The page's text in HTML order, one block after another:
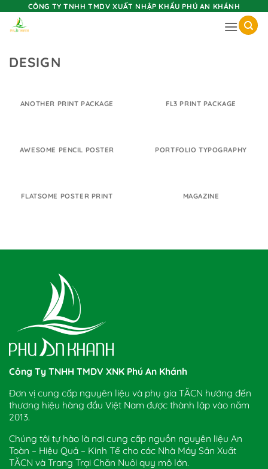
CÔNG TY TNHH TMDV XUẤT NHẬP KHẨU PHÚ AN KHÁNH
DESIGN
ANOTHER PRINT PACKAGE FL3 PRINT PACKAGE
AWESOME PENCIL POSTER PORTFOLIO TYPOGRAPHY
FLATSOME POSTER PRINT MAGAZINE
Công Ty TNHH TMDV XNK Phú An Khánh
Đơn vị cung cấp nguyên liệu và phụ gia TĂCN hướng đến
thương hiệu hàng đầu Việt Nam được thành lập vào năm
2013.
Chúng tôi tự hào là nơi cung cấp nguồn nguyên liệu An
Toàn – Hiệu Quả – Kinh Tế cho các Nhà Máy Sản Xuất
TĂCN và Trang Trại Chăn Nuôi quy mô lớn.